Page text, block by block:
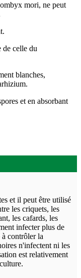
mori, ne peut
de celle du
blanches,
et en absorbant
et il peut être utilisé
les criquets, les
les cafards, les
infecter plus de
à contrôler la
n'infectent ni les
est relativement